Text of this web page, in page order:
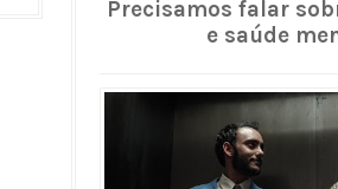
Precisamos falar
e saúde